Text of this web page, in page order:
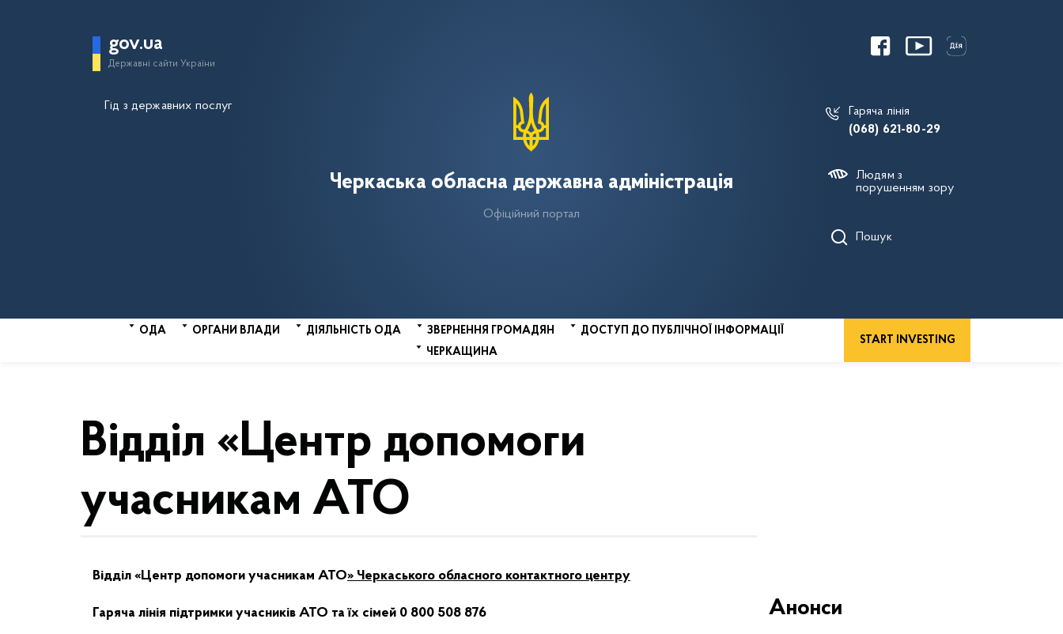
gov.ua
Державні сайти України
Гід з державних послуг
Черкаська обласна державна адміністрація
Офіційний портал
Гаряча лінія
(068) 621-80-29
Людям з
порушенням зору
Пошук
ОДА ОРГАНИ ВЛАДИ ДІЯЛЬНІСТЬ ОДА ЗВЕРНЕННЯ ГРОМАДЯН
ДОСТУП ДО ПУБЛІЧНОЇ ІНФОРМАЦІЇ
ЧЕРКАЩИНА
START INVESTING
Відділ «Центр допомоги
учасникам АТО
Відділ «Центр допомоги учасникам АТО» Черкаського обласного контактного центру
Гаряча лінія підтримки учасників АТО та їх сімей 0 800 508 876 Анонси